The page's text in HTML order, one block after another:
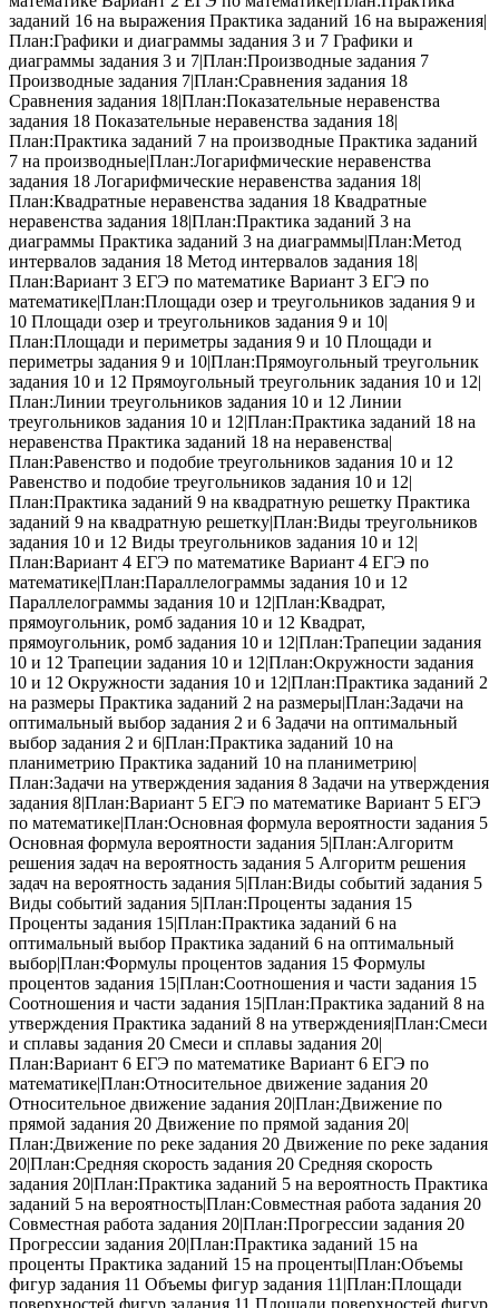
заданий 16 на выражения Практика заданий 16 на выражения|
План:Графики и диаграммы задания 3 и 7 Графики и
диаграммы задания 3 и 7|План:Производные задания 7
Производные задания 7|План:Сравнения задания 18
Сравнения задания 18|План:Показательные неравенства
задания 18 Показательные неравенства задания 18|
План:Практика заданий 7 на производные Практика заданий
7 на производные|План:Логарифмические неравенства
задания 18 Логарифмические неравенства задания 18|
План:Квадратные неравенства задания 18 Квадратные
неравенства задания 18|План:Практика заданий 3 на
диаграммы Практика заданий 3 на диаграммы|План:Метод
интервалов задания 18 Метод интервалов задания 18|
План:Вариант 3 ЕГЭ по математике Вариант 3 ЕГЭ по
математике|План:Площади озер и треугольников задания 9 и
10 Площади озер и треугольников задания 9 и 10|
План:Площади и периметры задания 9 и 10 Площади и
периметры задания 9 и 10|План:Прямоугольный треугольник
задания 10 и 12 Прямоугольный треугольник задания 10 и 12|
План:Линии треугольников задания 10 и 12 Линии
треугольников задания 10 и 12|План:Практика заданий 18 на
неравенства Практика заданий 18 на неравенства|
План:Равенство и подобие треугольников задания 10 и 12
Равенство и подобие треугольников задания 10 и 12|
План:Практика заданий 9 на квадратную решетку Практика
заданий 9 на квадратную решетку|План:Виды треугольников
задания 10 и 12 Виды треугольников задания 10 и 12|
План:Вариант 4 ЕГЭ по математике Вариант 4 ЕГЭ по
математике|План:Параллелограммы задания 10 и 12
Параллелограммы задания 10 и 12|План:Квадрат,
прямоугольник, ромб задания 10 и 12 Квадрат,
прямоугольник, ромб задания 10 и 12|План:Трапеции задания
10 и 12 Трапеции задания 10 и 12|План:Окружности задания
10 и 12 Окружности задания 10 и 12|План:Практика заданий 2
на размеры Практика заданий 2 на размеры|План:Задачи на
оптимальный выбор задания 2 и 6 Задачи на оптимальный
выбор задания 2 и 6|План:Практика заданий 10 на
планиметрию Практика заданий 10 на планиметрию|
План:Задачи на утверждения задания 8 Задачи на утверждения
задания 8|План:Вариант 5 ЕГЭ по математике Вариант 5 ЕГЭ
по математике|План:Основная формула вероятности задания 5
Основная формула вероятности задания 5|План:Алгоритм
решения задач на вероятность задания 5 Алгоритм решения
задач на вероятность задания 5|План:Виды событий задания 5
Виды событий задания 5|План:Проценты задания 15
Проценты задания 15|План:Практика заданий 6 на
оптимальный выбор Практика заданий 6 на оптимальный
выбор|План:Формулы процентов задания 15 Формулы
процентов задания 15|План:Соотношения и части задания 15
Соотношения и части задания 15|План:Практика заданий 8 на
утверждения Практика заданий 8 на утверждения|План:Смеси
и сплавы задания 20 Смеси и сплавы задания 20|
План:Вариант 6 ЕГЭ по математике Вариант 6 ЕГЭ по
математике|План:Относительное движение задания 20
Относительное движение задания 20|План:Движение по
прямой задания 20 Движение по прямой задания 20|
План:Движение по реке задания 20 Движение по реке задания
20|План:Средняя скорость задания 20 Средняя скорость
задания 20|План:Практика заданий 5 на вероятность Практика
заданий 5 на вероятность|План:Совместная работа задания 20
Совместная работа задания 20|План:Прогрессии задания 20
Прогрессии задания 20|План:Практика заданий 15 на
проценты Практика заданий 15 на проценты|План:Объемы
фигур задания 11 Объемы фигур задания 11|План:Площади
поверхностей фигур задания 11 Площади поверхностей фигур